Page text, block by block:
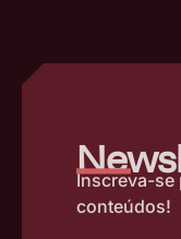
–
Inscreva-se
conteúdos!